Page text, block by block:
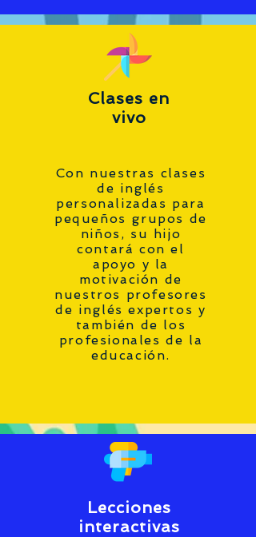
Clases en
vivo
Con nuestras clases
de inglés
personalizadas para
pequeños grupos de
niños, su hijo
contará con el
apoyo y la
motivación de
nuestros profesores
de inglés expertos y
también de los
profesionales de la
educación.
Lecciones
interactivas